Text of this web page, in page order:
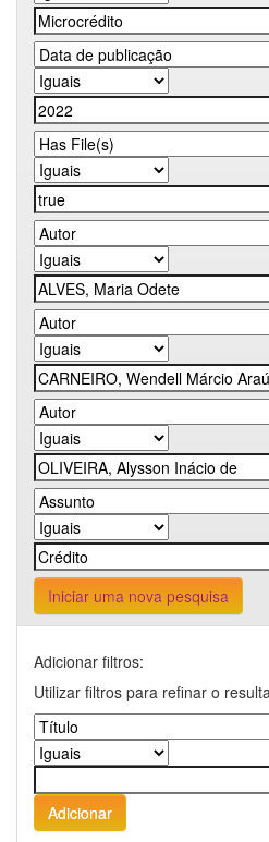
Iniciar uma nova pesquisa
Adicionar filtros:
Utilizar filtros para refinar o